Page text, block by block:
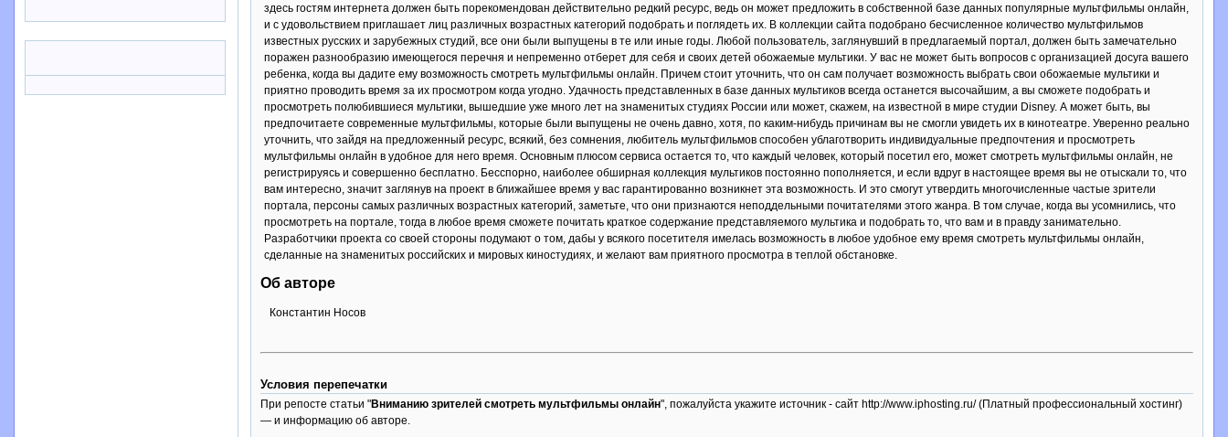
здесь гостям интернета должен быть порекомендован действительно редкий ресурс, ведь он может предложить в собственной базе данных популярные мультфильмы онлайн,
и с удовольствием приглашает лиц различных возрастных категорий подобрать и поглядеть их. В коллекции сайта подобрано бесчисленное количество мультфильмов
известных русских и зарубежных студий, все они были выпущены в те или иные годы. Любой пользователь, заглянувший в предлагаемый портал, должен быть замечательно
поражен разнообразию имеющегося перечня и непременно отберет для себя и своих детей обожаемые мультики. У вас не может быть вопросов с организацией досуга вашего
ребенка, когда вы дадите ему возможность смотреть мультфильмы онлайн. Причем стоит уточнить, что он сам получает возможность выбрать свои обожаемые мультики и
приятно проводить время за их просмотром когда угодно. Удачность представленных в базе данных мультиков всегда останется высочайшим, а вы сможете подобрать и
просмотреть полюбившиеся мультики, вышедшие уже много лет на знаменитых студиях России или может, скажем, на известной в мире студии Disney. А может быть, вы
предпочитаете современные мультфильмы, которые были выпущены не очень давно, хотя, по каким-нибудь причинам вы не смогли увидеть их в кинотеатре. Уверенно реально
уточнить, что зайдя на предложенный ресурс, всякий, без сомнения, любитель мультфильмов способен ублаготворить индивидуальные предпочтения и просмотреть
мультфильмы онлайн в удобное для него время. Основным плюсом сервиса остается то, что каждый человек, который посетил его, может смотреть мультфильмы онлайн, не
регистрируясь и совершенно бесплатно. Бесспорно, наиболее обширная коллекция мультиков постоянно пополняется, и если вдруг в настоящее время вы не отыскали то, что
вам интересно, значит заглянув на проект в ближайшее время у вас гарантированно возникнет эта возможность. И это смогут утвердить многочисленные частые зрители
портала, персоны самых различных возрастных категорий, заметьте, что они признаются неподдельными почитателями этого жанра. В том случае, когда вы усомнились, что
просмотреть на портале, тогда в любое время сможете почитать краткое содержание представляемого мультика и подобрать то, что вам и в правду занимательно.
Разработчики проекта со своей стороны подумают о том, дабы у всякого посетителя имелась возможность в любое удобное ему время смотреть мультфильмы онлайн,
сделанные на знаменитых российских и мировых киностудиях, и желают вам приятного просмотра в теплой обстановке.
Об авторе
Константин Носов
Условия перепечатки
При репосте статьи "Вниманию зрителей смотреть мультфильмы онлайн", пожалуйста укажите источник - сайт http://www.iphosting.ru/ (Платный профессиональный хостинг)
— и информацию об авторе.